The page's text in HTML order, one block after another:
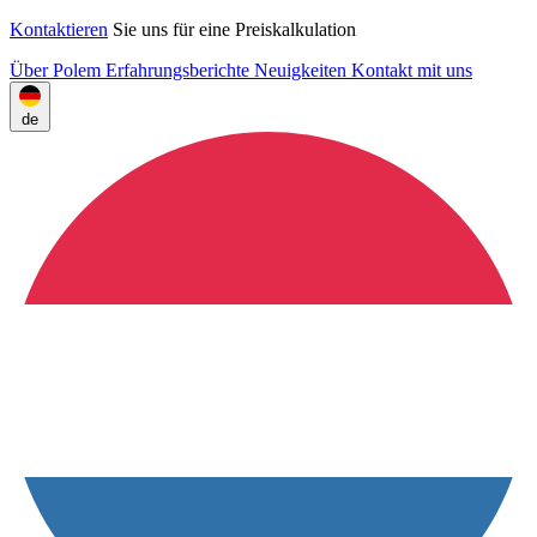
Kontaktieren Sie uns für eine Preiskalkulation
Über Polem Erfahrungsberichte Neuigkeiten Kontakt mit uns
de